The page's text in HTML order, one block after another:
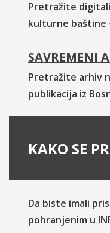
Pretražite
kulturne baštine
SAVREMENI
Pretražite arhiv
publikacija iz
KAKO SE
Da biste imali
pohranjenim u